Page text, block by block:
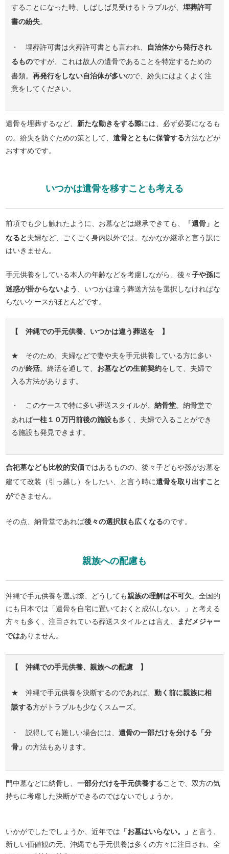
することになった時、しばしば見受けるトラブルが、埋葬許可
書の紛失。
・ 埋葬許可書は火葬許可書とも言われ、
自治体から発行され
るものですが、これは故人の遺骨であることを特定するための
書類。再発行をしない自治体が多いので、紛失にはよくよく注
意をしてください。
遺骨を埋葬するなど、新たな動きをする際には、必ず必要になるも
の。紛失を防ぐための策として、遺骨とともに保管する方法などが
おすすめです。
いつかは遺骨を移すことも考える
前項でも少し触れたように、お墓などは継承できても、
「遺骨」と
なると夫婦など、ごくごく身内以外では、なかなか継承と言う訳に
はいきません。
手元供養をしている本人の年齢などを考慮しながら、後々子や孫に
迷惑が掛からないよう 、いつかは違う葬送方法を選択しなければな
らないケースがほとんどです。
【 沖縄での手元供養、いつかは違う葬送を 】
★ そのため、夫婦などで妻や夫を手元供養している方に多い
のが終活。終活を通して、 お墓などの生前契約をして、夫婦で
入る方法があります。
・ このケースで特に多い葬送スタイルが、納骨堂。納骨堂で
あれば一柱１０万円前後の施設も多く、夫婦で入ることができ
る施設も発見できます。
合祀墓なども比較的安価ではあるものの、後々子どもや孫がお墓を
建てて改装（引っ越し）をしたい、と言う時に遺骨を取り出すこと
ができません。
その点、納骨堂であれば後々の選択肢も広くなるのです。
親族への配慮も
沖縄で手元供養を選ぶ際、どうしても親族の理解は不可欠。全国的
にも日本では「遺骨を自宅に置いておくと成仏しない。」と考える
方々も多く、注目されている葬送スタイルとは言え、
まだメジャー
ではありません。
【 沖縄での手元供養、親族への配慮 】
★ 沖縄で手元供養を決断するのであれば、動く前に親族に相
談する方がトラブルも少なくスムーズ。
・ 説得しても難しい場合には、遺骨の一部だけを分ける「分
骨」の方法もあります。
門中墓などに納骨し、一部分だけを手元供養することで、双方の気
持ちに考慮した決断ができるのではないでしょうか。
いかがでしたでしょうか、近年では 「お墓はいらない。」 と言う、
新しい価値観の元、沖縄でも手元供養は多くの方々に注目され、全